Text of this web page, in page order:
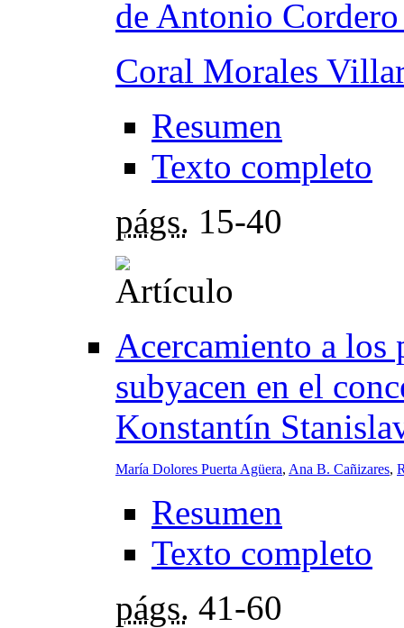
de Antonio
Coral Morales Villar
Resumen
Texto completo
págs. 15-40
Acercamiento a los
subyacen en el
Konstantín
María Dolores Puerta Agüera, Ana B. Cañizares,
Resumen
Texto completo
págs. 41-60